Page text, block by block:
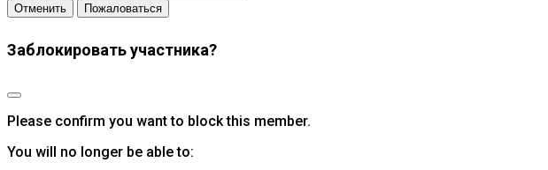
Пожаловаться
Заблокировать участника?
Please confirm you want to block this member.
You will no longer be able to: